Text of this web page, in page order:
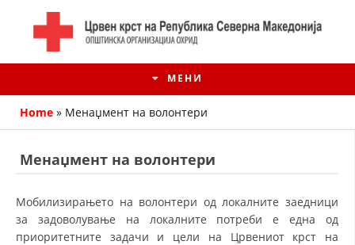
МЕНИ
Home » Менаџмент на волонтери
Менаџмент на волонтери
Мобилизирањето на волонтери од локалните заедници
за задоволување на локалните потреби е една од
приоритетните задачи и цели на Црвениот крст на